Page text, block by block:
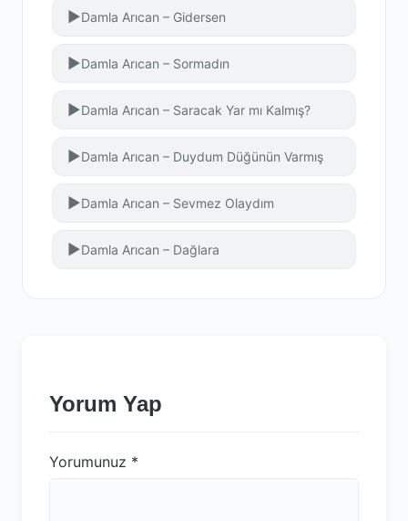
▶Damla Arıcan – Gidersen
▶Damla Arıcan – Sormadın
▶Damla Arıcan – Saracak Yar mı Kalmış?
▶Damla Arıcan – Duydum Düğünün Varmış
▶Damla Arıcan – Sevmez Olaydım
▶Damla Arıcan – Dağlara
Yorum Yap
Yorumunuz *